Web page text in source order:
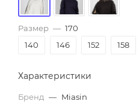
Размер — 170
140
146 152 158
Характеристики
Бренд — Miasin